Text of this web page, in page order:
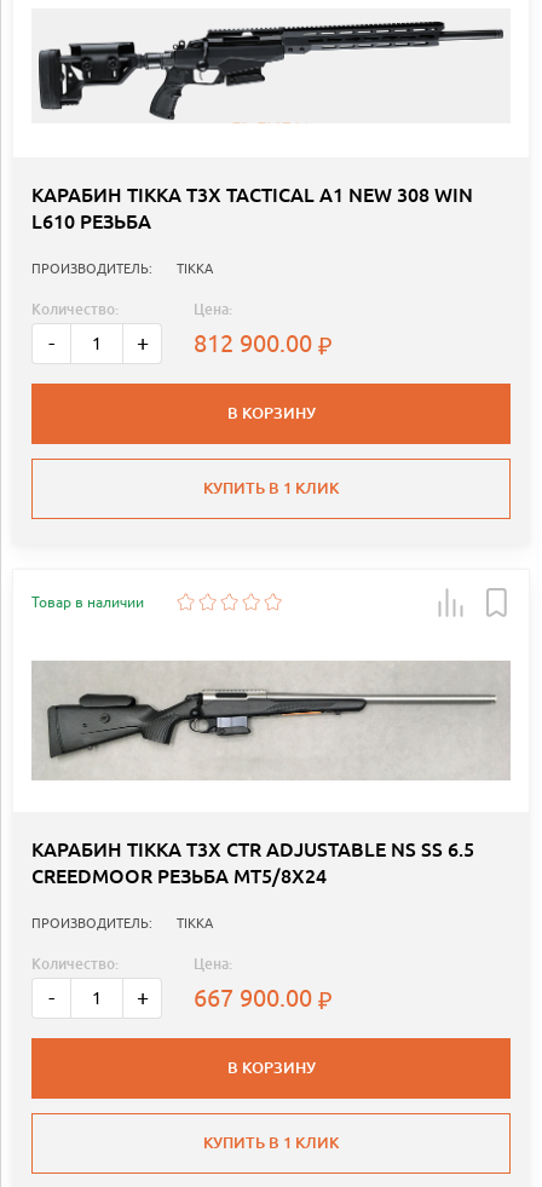
KАРАБИН TIKKA T3X TACTICAL A1 NEW 308 WIN
L610 РЕЗЬБА
ПРОИЗВОДИТЕЛЬ: TIKKA
Количество:
- +
Цена:
812 900.00
В КОРЗИНУ
КУПИТЬ В 1 КЛИК
Товар в наличии
КАРАБИН TIKKA T3X CTR ADJUSTABLE NS SS 6.5
CREEDMOOR РЕЗЬБА MT5/8X24
ПРОИЗВОДИТЕЛЬ: TIKKA
Количество:
- +
Цена:
667 900.00
В КОРЗИНУ
КУПИТЬ В 1 КЛИК